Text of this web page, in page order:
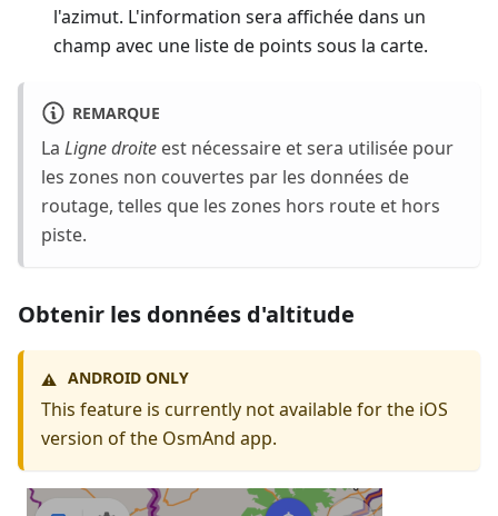
l'azimut. L'information sera affichée dans un
champ avec une liste de points sous la carte.
REMARQUE
La Ligne droite est nécessaire et sera utilisée pour
les zones non couvertes par les données de
routage, telles que les zones hors route et hors
piste.
Obtenir les données d'altitude
⚠️ ANDROID ONLY
This feature is currently not available for the iOS
version of the OsmAnd app.